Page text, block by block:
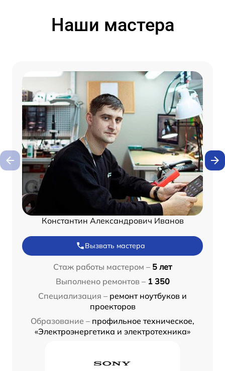
Наши мастера
Константин Александрович Иванов
Вызвать мастера
Стаж работы мастером – 5 лет
Выполнено ремонтов – 1 350
Специализация – ремонт ноутбуков и
проекторов
Образование – профильное техническое,
«Электроэнергетика и электротехника»